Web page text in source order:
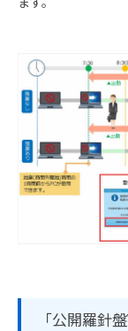
「公開羅針